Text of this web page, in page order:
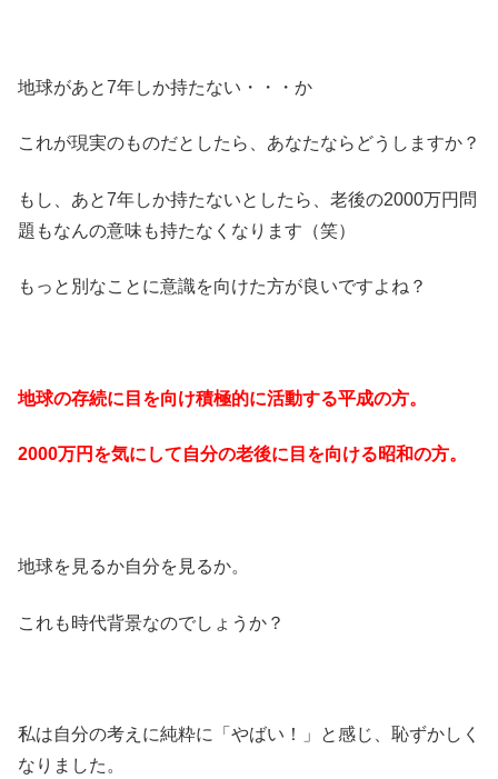
地球があと7年しか持たない・・・か
これが現実のものだとしたら、あなたならどうしますか？
もし、あと7年しか持たないとしたら、老後の2000万円問
題もなんの意味も持たなくなります（笑）
もっと別なことに意識を向けた方が良いですよね？
地球の存続に目を向け積極的に活動する平成の方。
2000万円を気にして自分の老後に目を向ける昭和の方。
地球を見るか自分を見るか。
これも時代背景なのでしょうか？
私は自分の考えに純粋に「やばい！」と感じ、恥ずかしく
なりました。